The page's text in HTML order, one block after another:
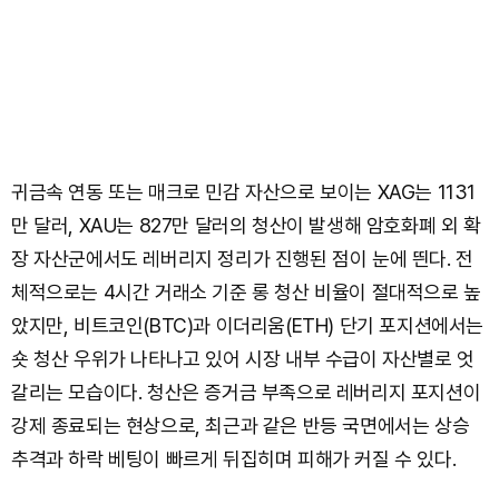
귀금속 연동 또는 매크로 민감 자산으로 보이는 XAG는 1131
만 달러, XAU는 827만 달러의 청산이 발생해 암호화폐 외 확
장 자산군에서도 레버리지 정리가 진행된 점이 눈에 띈다. 전
체적으로는 4시간 거래소 기준 롱 청산 비율이 절대적으로 높
았지만, 비트코인(BTC)과 이더리움(ETH) 단기 포지션에서는
숏 청산 우위가 나타나고 있어 시장 내부 수급이 자산별로 엇
갈리는 모습이다. 청산은 증거금 부족으로 레버리지 포지션이
강제 종료되는 현상으로, 최근과 같은 반등 국면에서는 상승
추격과 하락 베팅이 빠르게 뒤집히며 피해가 커질 수 있다.